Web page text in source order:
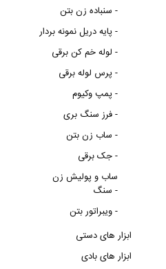
سنباده زن بتن -
پایه دریل نمونه بردار -
لوله خم کن برقی -
پرس لوله برقی -
پمپ وکیوم -
فرز سنگ بری -
ساب زن بتن -
جک برقی -
ساب و پولیش زن
سنگ -
ویبراتور بتن -
ابزار های دستی
ابزار های بادی